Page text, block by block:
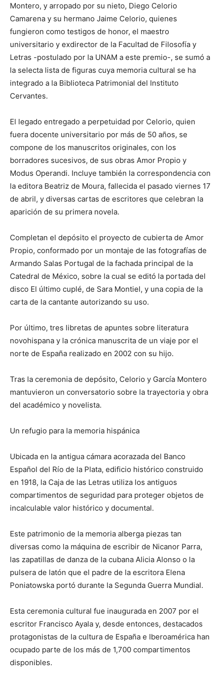
Montero, y arropado por su nieto, Diego Celorio
Camarena y su hermano Jaime Celorio, quienes
fungieron como testigos de honor, el maestro
universitario y exdirector de la Facultad de Filosofía y
Letras -postulado por la UNAM a este premio-, se sumó a
la selecta lista de figuras cuya memoria cultural se ha
integrado a la Biblioteca Patrimonial del Instituto
Cervantes.
El legado entregado a perpetuidad por Celorio, quien
fuera docente universitario por más de 50 años, se
compone de los manuscritos originales, con los
borradores sucesivos, de sus obras Amor Propio y
Modus Operandi. Incluye también la correspondencia con
la editora Beatriz de Moura, fallecida el pasado viernes 17
de abril, y diversas cartas de escritores que celebran la
aparición de su primera novela.
Completan el depósito el proyecto de cubierta de Amor
Propio, conformado por un montaje de las fotografías de
Armando Salas Portugal de la fachada principal de la
Catedral de México, sobre la cual se editó la portada del
disco El último cuplé, de Sara Montiel, y una copia de la
carta de la cantante autorizando su uso.
Por último, tres libretas de apuntes sobre literatura
novohispana y la crónica manuscrita de un viaje por el
norte de España realizado en 2002 con su hijo.
Tras la ceremonia de depósito, Celorio y García Montero
mantuvieron un conversatorio sobre la trayectoria y obra
del académico y novelista.
Un refugio para la memoria hispánica
Ubicada en la antigua cámara acorazada del Banco
Español del Río de la Plata, edificio histórico construido
en 1918, la Caja de las Letras utiliza los antiguos
compartimentos de seguridad para proteger objetos de
incalculable valor histórico y documental.
Este patrimonio de la memoria alberga piezas tan
diversas como la máquina de escribir de Nicanor Parra,
las zapatillas de danza de la cubana Alicia Alonso o la
pulsera de latón que el padre de la escritora Elena
Poniatowska portó durante la Segunda Guerra Mundial.
Esta ceremonia cultural fue inaugurada en 2007 por el
escritor Francisco Ayala y, desde entonces, destacados
protagonistas de la cultura de España e Iberoamérica han
ocupado parte de los más de 1,700 compartimentos
disponibles.